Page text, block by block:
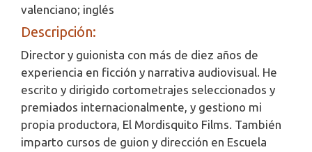
valenciano; inglés
Descripción:
Director y guionista con más de diez años de
experiencia en ficción y narrativa audiovisual. He
escrito y dirigido cortometrajes seleccionados y
premiados internacionalmente, y gestiono mi
propia productora, El Mordisquito Films. También
imparto cursos de guion y dirección en Escuela